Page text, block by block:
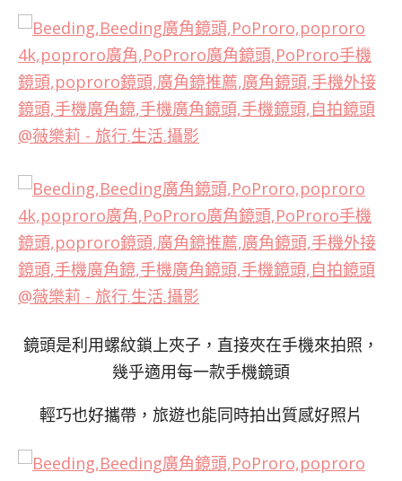
鏡頭是利用螺紋鎖上夾子，直接夾在手機來拍照，
幾乎適用每一款手機鏡頭
輕巧也好攜帶，旅遊也能同時拍出質感好照片